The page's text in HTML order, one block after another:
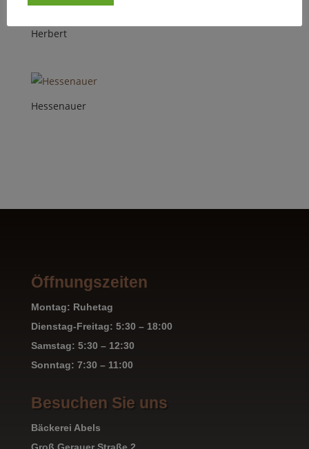
Herbert
Hessenauer
Öffnungszeiten
Montag: Ruhetag
Dienstag-Freitag: 5:30 – 18:00
Samstag: 5:30 – 12:30
Sonntag: 7:30 – 11:00
Besuchen Sie uns
Bäckerei Abels